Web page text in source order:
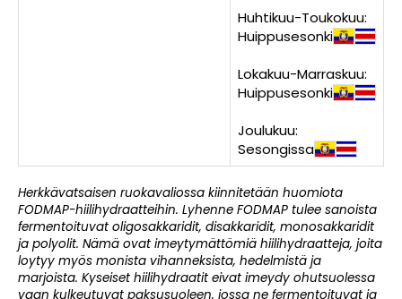
Huhtikuu-Toukokuu:
Huippusesonki
Lokakuu-Marraskuu:
Huippusesonki
Joulukuu:
Sesongissa
Herkkävatsaisen ruokavaliossa kiinnitetään huomiota
FODMAP-hiilihydraatteihin. Lyhenne FODMAP tulee sanoista
fermentoituvat oligosakkaridit, disakkaridit, monosakkaridit
ja polyolit. Nämä ovat imeytymättömiä hiilihydraatteja, joita
loytyy myös monista vihanneksista, hedelmistä ja
marjoista. Kyseiset hiilihydraatit eivat imeydy ohutsuolessa
vaan kulkeutuvat paksusuoleen, jossa ne fermentoituvat ja